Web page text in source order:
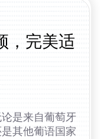
，完美适
是来自葡萄牙
其他葡语国家